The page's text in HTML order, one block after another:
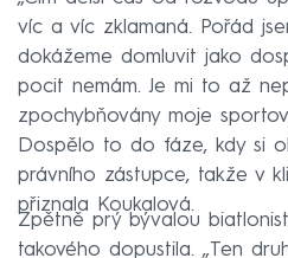
víc a víc zklamaná. Pořád
dokážeme domluvit jako
pocit nemám. Je mi to až
zpochybňovány moje
Dospělo to do fáze, kdy si
právního zástupce, takže v
přiznala Koukalová.
Zpětně prý bývalou
takového dopustila. „Ten